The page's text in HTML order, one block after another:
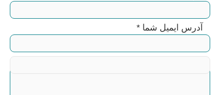
آدرس ایمیل شما *